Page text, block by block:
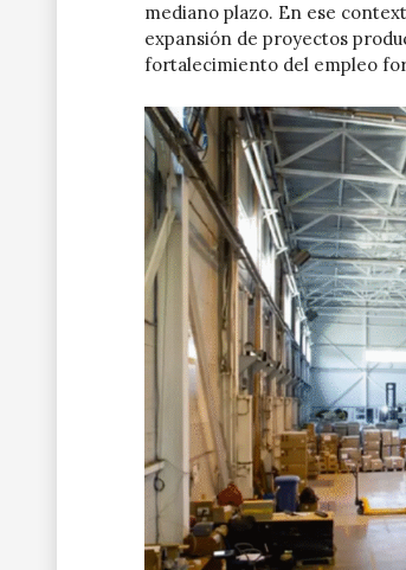
mediano plazo. En ese
expansión de proyectos
fortalecimiento del empleo